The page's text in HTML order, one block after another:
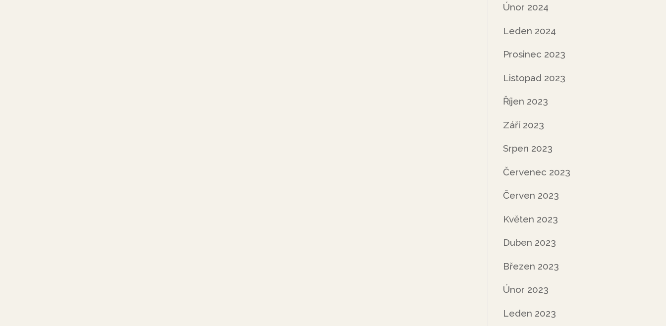
Únor 2024
Leden 2024
Prosinec 2023
Listopad 2023
Říjen 2023
Září 2023
Srpen 2023
Červenec 2023
Červen 2023
Květen 2023
Duben 2023
Březen 2023
Únor 2023
Leden 2023